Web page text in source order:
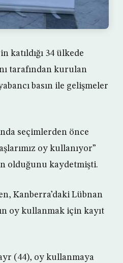
katıldığı 34 ülkede
tarafından kurulan
basın ile gelişmeler
seçimlerden önce
oy kullanıyor”
olduğunu kaydetmişti.
Kanberra’daki Lübnan
oy kullanmak için kayıt
(44), oy kullanmaya